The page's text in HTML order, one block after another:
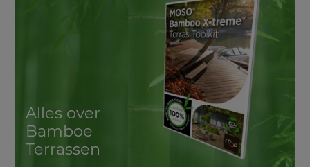
Alles over
Bamboe
Terrassen